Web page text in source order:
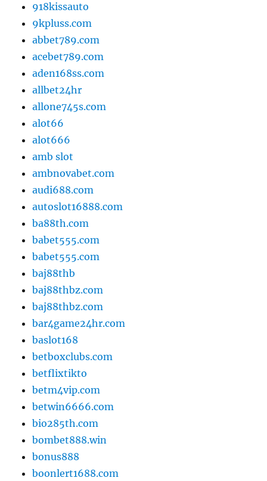
918kissauto
9kpluss.com
abbet789.com
acebet789.com
aden168ss.com
allbet24hr
allone745s.com
alot66
alot666
amb slot
ambnovabet.com
audi688.com
autoslot16888.com
ba88th.com
babet555.com
babet555.com
baj88thb
baj88thbz.com
baj88thbz.com
bar4game24hr.com
baslot168
betboxclubs.com
betflixtikto
betm4vip.com
betwin6666.com
bio285th.com
bombet888.win
bonus888
boonlert1688.com